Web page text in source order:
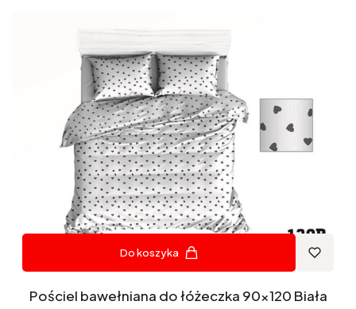
Do koszyka
Pościel bawełniana do łóżeczka 90x120 Biała